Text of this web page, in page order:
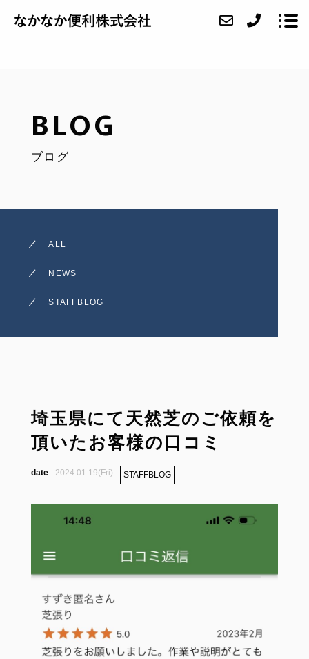
BLOG
ブログ
ALL
NEWS
STAFFBLOG
埼玉県にて天然芝のご依頼を
頂いたお客様の口コミ
2024.01.19(Fri) STAFFBLOG